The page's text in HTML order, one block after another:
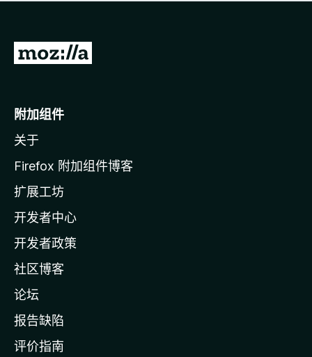
无
转
o
i
l
a
主
页
附加组件
关于
Firefox 附加组件博客
扩展工坊
开发者中心
开发者政策
社区博客
论坛
报告缺陷
评价指南